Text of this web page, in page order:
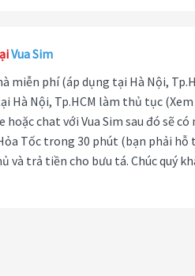
Vua Sim
miễn phí (áp dụng tại Hà Nội,
Hà Nội, Tp.HCM làm thủ tục
chat với Vua Sim sau đó sẽ
Tốc trong 30 phút (bạn phải
trả tiền cho bưu tá. Chúc quý